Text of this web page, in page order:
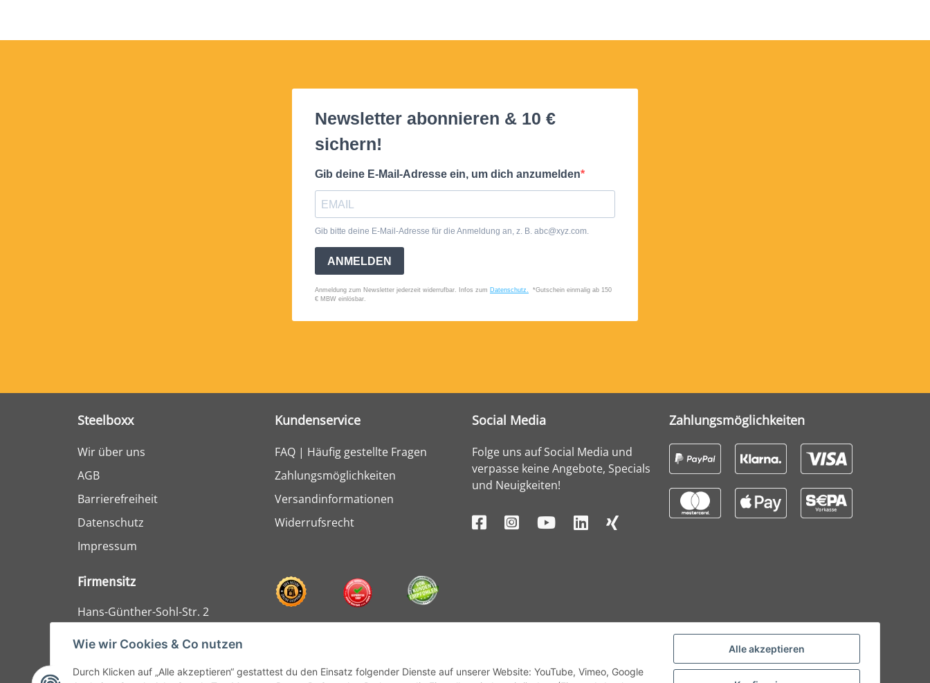
Alle akzeptieren
Wie wir Cookies & Co nutzen
Durch Klicken auf „Alle akzeptieren“ gestattest du den Einsatz folgender Dienste auf unserer Website: YouTube, Vimeo, Google
Steelboxx
Wir über uns
AGB
Barrierefreiheit
Datenschutz
Impressum
Kundenservice
FAQ | Häufig gestellte Fragen
Zahlungsmöglichkeiten
Versandinformationen
Widerrufsrecht
Social Media
Folge uns auf Social Media und
verpasse keine Angebote, Specials
und Neuigkeiten!
Zahlungsmöglichkeiten
Firmensitz
Hans-Günther-Sohl-Str. 2